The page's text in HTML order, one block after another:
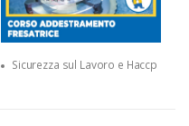
Sicurezza sul Lavoro e Haccp